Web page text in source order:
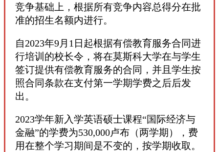
竞争基础上，根据所有竞争内容总得分在批
准的招生名额内进行。
自2023年9月1日起根据有偿教育服务合同进
行培训的校长令，将在莫斯科大学在与学生
签订提供有偿教育服务的合同，并且学生按
照合同条款在支付第一学期学费之后后发
出。
2023学年新入学英语硕士课程“国际经济与
金融”的学费为530,000卢布（两学期），费
用在整个学习期间是不变的，按学期收取。